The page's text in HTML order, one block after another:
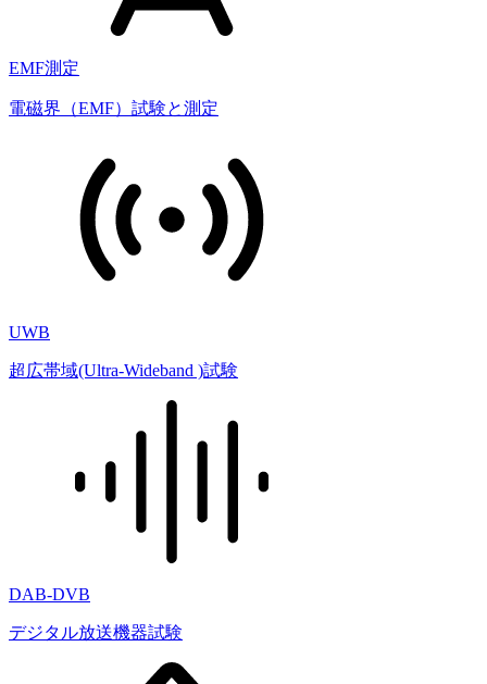
EMF測定
電磁界（EMF）試験と測定
UWB
超広帯域(Ultra-Wideband )試験
DAB-DVB
デジタル放送機器試験